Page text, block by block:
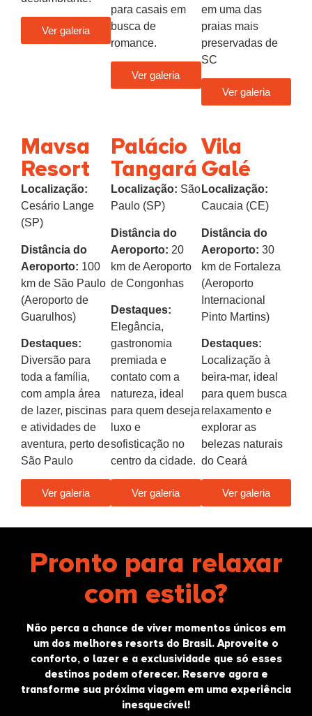
Ver galeria
para casais em
busca de
romance.
Ver galeria
em uma das
praias mais
preservadas de
SC
Ver galeria
Mavsa
Resort
Localização:
Cesário Lange
(SP)
Distância do
Aeroporto: 100
km de São Paulo
(Aeroporto de
Guarulhos)
Destaques:
Diversão para
toda a família,
com ampla área
de lazer, piscinas
e atividades de
aventura, perto de
São Paulo
Ver galeria
Palácio
Tangará
Localização: São
Paulo (SP)
Distância do
Aeroporto: 20
km de Aeroporto
de Congonhas
Destaques:
Elegância,
gastronomia
premiada e
contato com a
natureza, ideal
para quem deseja
luxo e
sofisticação no
centro da cidade.
Ver galeria
Vila
Galé
Localização:
Caucaia (CE)
Distância do
Aeroporto: 30
km de Fortaleza
(Aeroporto
Internacional
Pinto Martins)
Destaques:
Localização à
beira-mar, ideal
para quem busca
relaxamento e
explorar as
belezas naturais
do Ceará
Ver galeria
Pronto para relaxar
com estilo?
Não perca a chance de viver momentos únicos em
um dos melhores resorts do Brasil. Aproveite o
conforto, o lazer e a exclusividade que só esses
destinos podem oferecer. Reserve agora e
transforme sua próxima viagem em uma experiência
inesquecível!